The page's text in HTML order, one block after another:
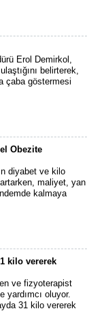
Erol Demirkol,
belirterek,
çaba göstermesi
Obezite
diyabet ve kilo
maliyet, yan
kalmaya
kilo vererek
ve fizyoterapist
yardımcı oluyor.
31 kilo vererek